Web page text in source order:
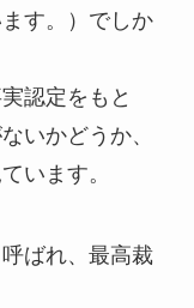
す。）でしか
認定をもと
いかどうか、
います。
ばれ、最高裁